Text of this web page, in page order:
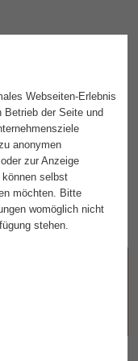
Webseiten-Erlebnis
der Seite und
anonymen
zur Anzeige
selbst
möchten. Bitte
womöglich nicht
stehen.